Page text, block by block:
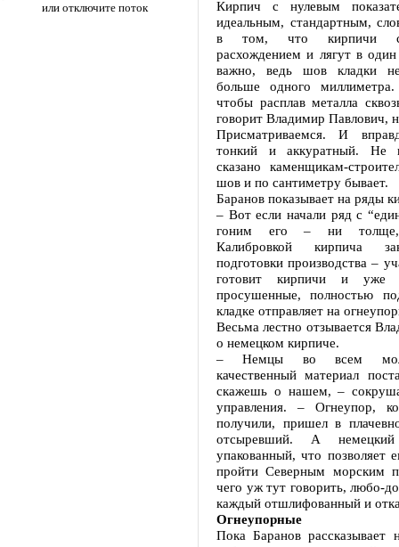
или отключите поток
Кирпич с нулевым
идеальным, стандартным,
в том, что кирпичи с
расхождением и лягут в
важно, ведь шов кладки
больше одного
чтобы расплав металла
говорит Владимир Павлович,
Присматриваемся. И
тонкий и аккуратный. Не
сказано каменщикам-
шов и по сантиметру бывает.
Баранов показывает на ряды
– Вот если начали ряд с
гоним его – ни
Калибровкой кирпича
подготовки производства –
готовит кирпичи и уже
просушенные, полностью
кладке отправляет на
Весьма лестно отзывается
о немецком кирпиче.
– Немцы во всем
качественный материал
скажешь о нашем, –
управления. – Огнеупор,
получили, пришел в
отсыревший. А
упакованный, что позволяет
пройти Северным морским
чего уж тут говорить, любо-
каждый отшлифованный и
Огнеупорные
Пока Баранов рассказывает